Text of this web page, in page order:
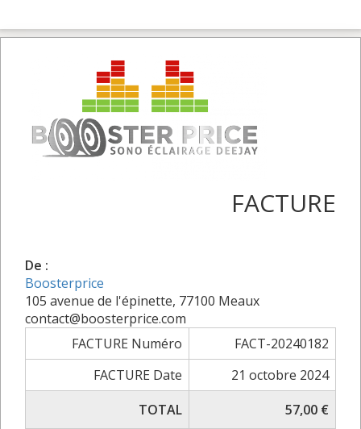
FACTURE
De :
Boosterprice
105 avenue de l'épinette, 77100 Meaux
contact@boosterprice.com
FACTURE Numéro
FACT-20240182
FACTURE Date
21 octobre 2024
TOTAL
57,00 €